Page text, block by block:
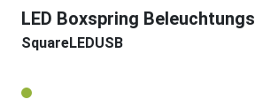
LED Boxspring
SquareLEDUSB